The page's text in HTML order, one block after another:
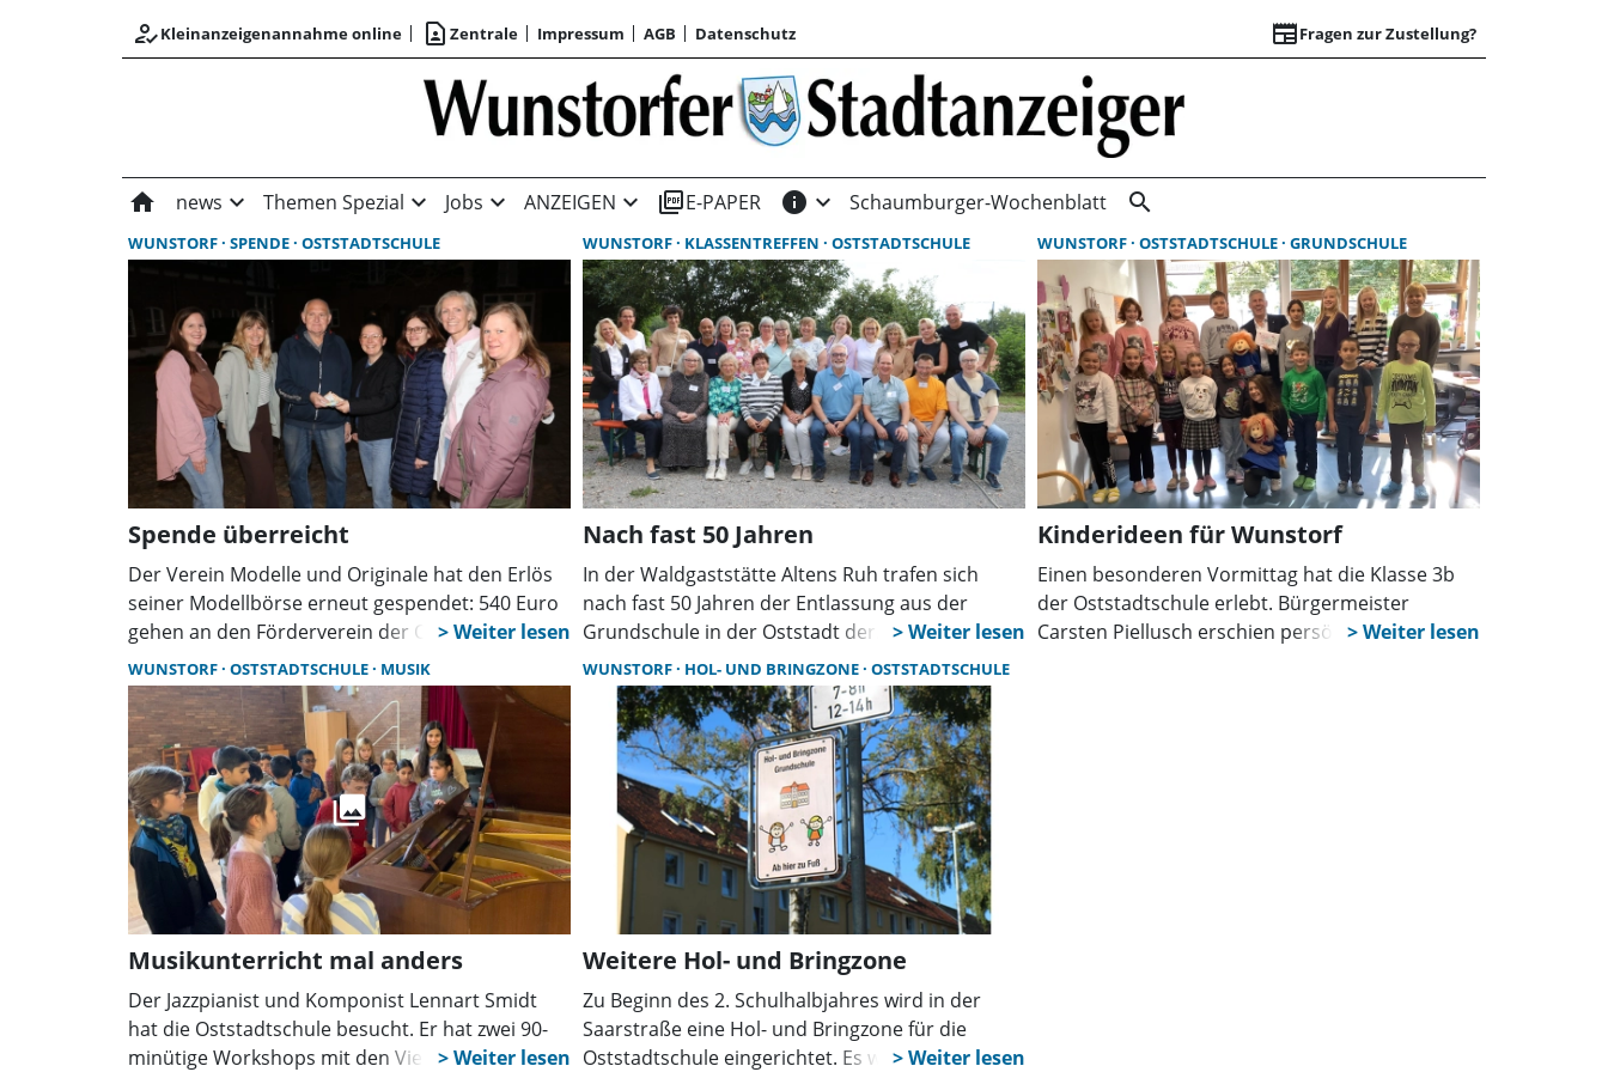
how_to_regKleinanzeigenannahme online contact_page Zentrale Impressum AGB Datenschutz newspaperFragen zur Zustellung?
Suchergebnisse |
home news expand_more Themen Spezial expand_more Jobs expand_more ANZEIGEN expand_more picture_as_pdfE-PAPER info expand_more Schaumburger-Wochenblatt search
WUNSTORF SPENDE OSTSTADTSCHULE
Spende überreicht
Der Verein Modelle und Originale hat den Erlös
seiner Modellbörse erneut gespendet: 540 Euro
gehen an den Förderverein der Oststadtschule.
Mit dem Geld sollen ein Kickertisch,
Verkehrsschilder und Verschönerungen des
Schulhofes finanziert werden.
WUNSTORF KLASSENTREFFEN OSTSTADTSCHULE
Nach fast 50 Jahren
In der Waldgaststätte Altens Ruh trafen sich
nach fast 50 Jahren der Entlassung aus der
Grundschule in der Oststadt der
Klassenjahrgang 1972 bis 1976 Klasse C.
Anwesend waren fünf Lehrerinnen und 20 von 28
Schülerinnen und Schüler.
WUNSTORF OSTSTADTSCHULE GRUNDSCHULE
Kinderideen für Wunstorf
Einen besonderen Vormittag hat die Klasse 3b
der Oststadtschule erlebt. Bürgermeister
Carsten Piellusch erschien persönlich im
WUNSTORF OSTSTADTSCHULE MUSIK
Musikunterricht mal anders
Der Jazzpianist und Komponist Lennart Smidt
hat die Oststadtschule besucht. Er hat zwei 90-
minütige Workshops mit den Viertklässlern
WUNSTORF HOL- UND BRINGZONE OSTSTADTSCHULE
Weitere Hol- und Bringzone
Zu Beginn des 2. Schulhalbjahres wird in der
Saarstraße eine Hol- und Bringzone für die
Oststadtschule eingerichtet. Es wäre bereits die